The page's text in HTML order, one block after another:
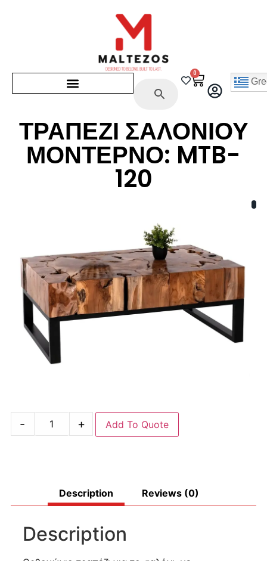
0
ΤΡΑΠΕΖΙ ΣΑΛΟΝΙΟΥ
ΜΟΝΤΕΡΝΟ: MTB-
120
- + Add To Quote
Description Reviews (0)
Description